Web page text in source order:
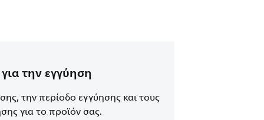
την εγγύηση
την περίοδο εγγύησης και τους
για το προϊόν σας.